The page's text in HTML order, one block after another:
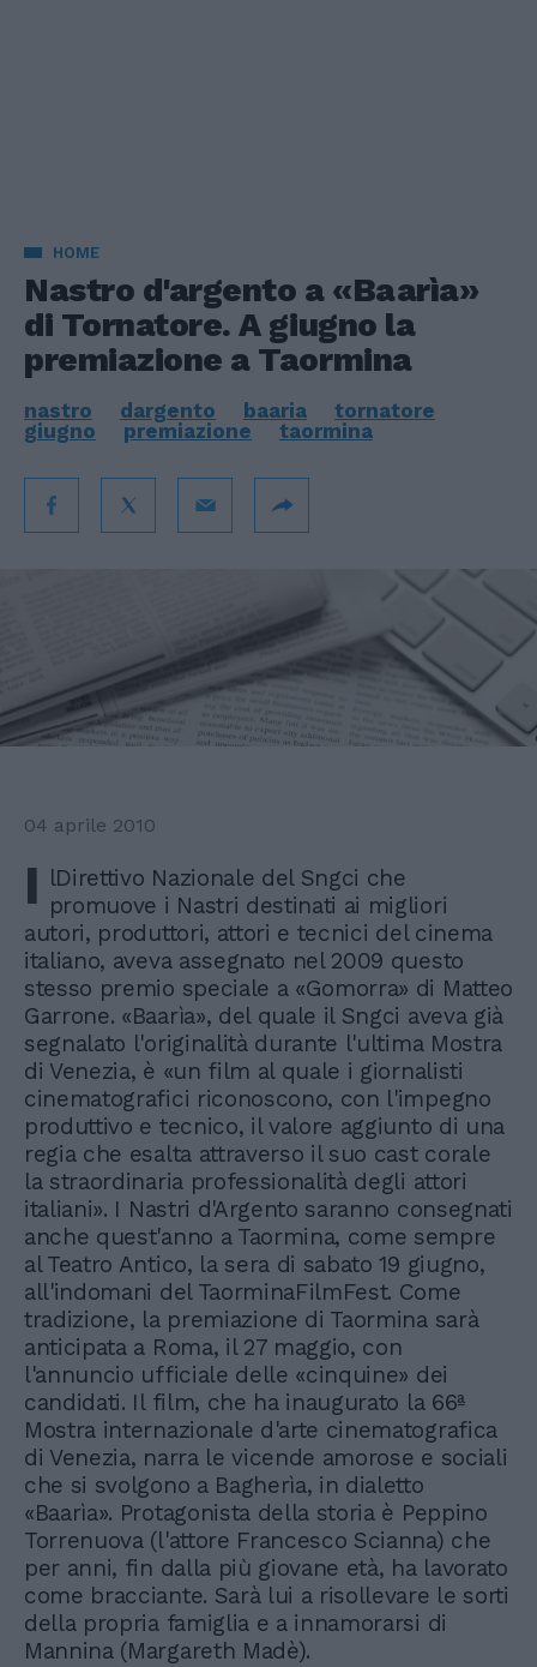
HOME
Nastro d'argento a «Baarìa»
di Tornatore. A giugno la
premiazione a Taormina
nastro dargento baaria
tornatore
giugno
premiazione taormina
04 aprile 2010
I lDirettivo Nazionale del Sngci che
promuove i Nastri destinati ai migliori
autori, produttori, attori e tecnici del cinema
italiano, aveva assegnato nel 2009 questo
stesso premio speciale a «Gomorra» di Matteo
Garrone. «Baarìa», del quale il Sngci aveva già
segnalato l'originalità durante l'ultima Mostra
di Venezia, è «un film al quale i giornalisti
cinematografici riconoscono, con l'impegno
produttivo e tecnico, il valore aggiunto di una
regia che esalta attraverso il suo cast corale
la straordinaria professionalità degli attori
italiani». I Nastri d'Argento saranno consegnati
anche quest'anno a Taormina, come sempre
al Teatro Antico, la sera di sabato 19 giugno,
all'indomani del TaorminaFilmFest. Come
tradizione, la premiazione di Taormina sarà
anticipata a Roma, il 27 maggio, con
l'annuncio ufficiale delle «cinquine» dei
candidati. Il film, che ha inaugurato la 66ª
Mostra internazionale d'arte cinematografica
di Venezia, narra le vicende amorose e sociali
che si svolgono a Bagherìa, in dialetto
«Baarìa». Protagonista della storia è Peppino
Torrenuova (l'attore Francesco Scianna) che
per anni, fin dalla più giovane età, ha lavorato
come bracciante. Sarà lui a risollevare le sorti
della propria famiglia e a innamorarsi di
Mannina (Margareth Madè).